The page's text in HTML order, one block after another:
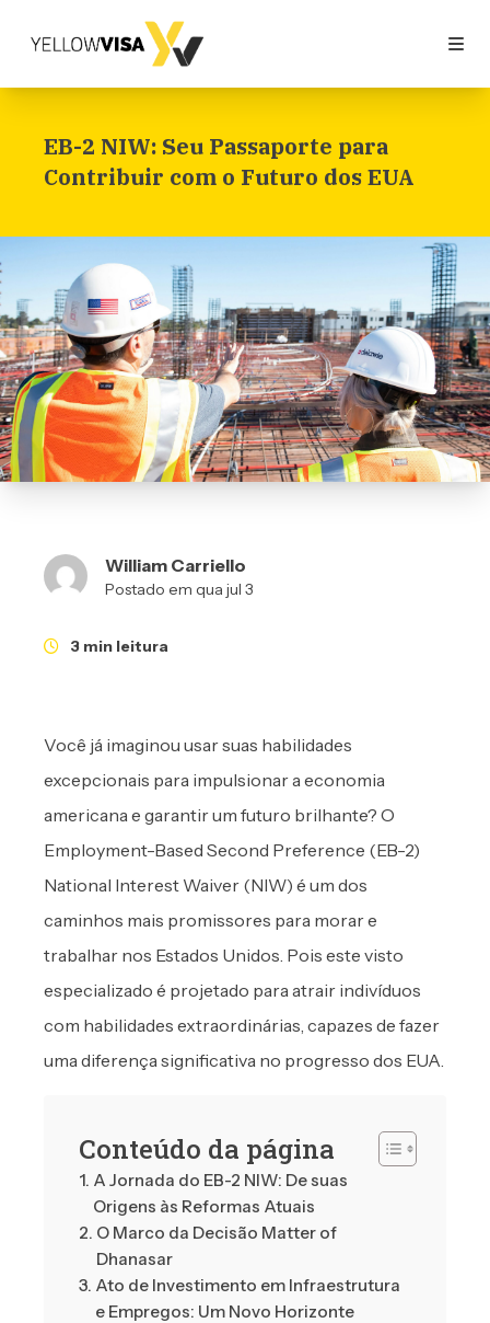
EB-2 NIW: Seu Passaporte para
Contribuir com o Futuro dos EUA
William Carriello
Postado em qua jul 3
3 min leitura
Você já imaginou usar suas habilidades
excepcionais para impulsionar a economia
americana e garantir um futuro brilhante? O
Employment-Based Second Preference (EB-2)
National Interest Waiver (NIW) é um dos
caminhos mais promissores para morar e
trabalhar nos Estados Unidos. Pois este visto
especializado é projetado para atrair indivíduos
com habilidades extraordinárias, capazes de fazer
uma diferença significativa no progresso dos EUA.
Conteúdo da página
A Jornada do EB-2 NIW: De suas
Origens às Reformas Atuais
O Marco da Decisão Matter of
Dhanasar
Ato de Investimento em Infraestrutura
e Empregos: Um Novo Horizonte